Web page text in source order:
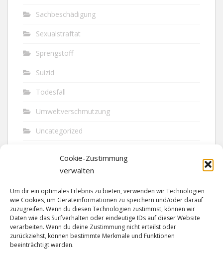
Cookie-Zustimmung
verwalten
Um dir ein optimales Erlebnis zu bieten, verwenden wir Technologien
wie Cookies, um Geräteinformationen zu speichern und/oder darauf
zuzugreifen. Wenn du diesen Technologien zustimmst, können wir
Daten wie das Surfverhalten oder eindeutige IDs auf dieser Website
verarbeiten. Wenn du deine Zustimmung nicht erteilst oder
zurückziehst, können bestimmte Merkmale und Funktionen
beeinträchtigt werden.
Sachbeschädigung
Sexualstraftat
Sprengstoff
Suizid
Todesfall
Umweltverschmutzung
Uncategorized
Vandalismus
Verkehr
Verkehrsunfall
Vermisst
Waffen